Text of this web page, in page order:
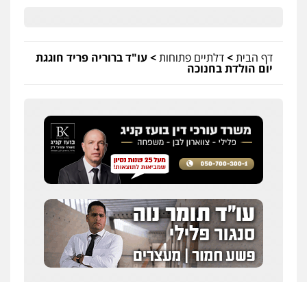
דף הבית>דלתיים פתוחות>עו"ד ברוריה פריד חוגגת
יום הולדת בחנוכה